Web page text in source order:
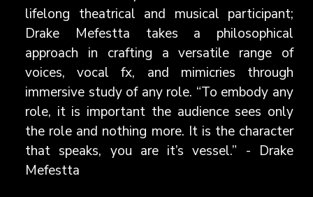
lifelong theatrical and musical participant;
Drake Mefestta takes a philosophical
approach in crafting a versatile range of
voices, vocal fx, and mimicries through
immersive study of any role. “To embody any
role, it is important the audience sees only
the role and nothing more. It is the character
that speaks, you are it’s vessel.” - Drake
Mefestta